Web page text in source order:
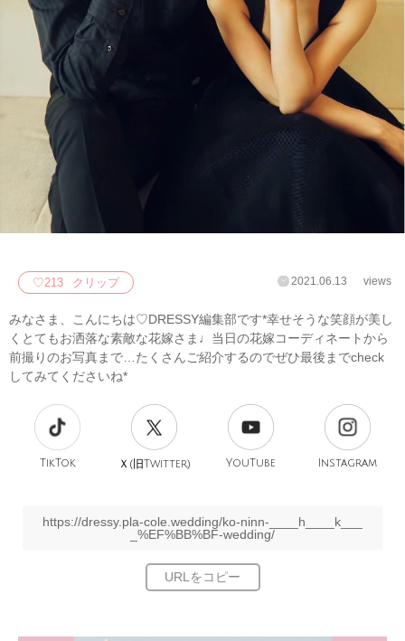
♡213 クリップ 2021.06.13 views
みなさま、こんにちは♡DRESSY編集部です*幸せそうな笑顔が美し
くとてもお洒落な素敵な花嫁さま♩当日の花嫁コーディネートから
前撮りのお写真まで…たくさんご紹介するのでぜひ最後までcheck
してみてくださいね*
TikTok Ｘ(旧Twitter) YouTube Instagram
https://dressy.pla-cole.wedding/ko-ninn-____h____k___
_%EF%BB%BF-wedding/